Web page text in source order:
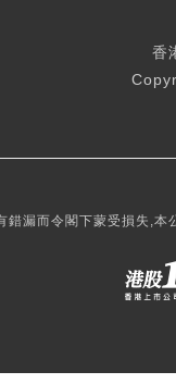
香
漏而令閣下蒙受損失,本